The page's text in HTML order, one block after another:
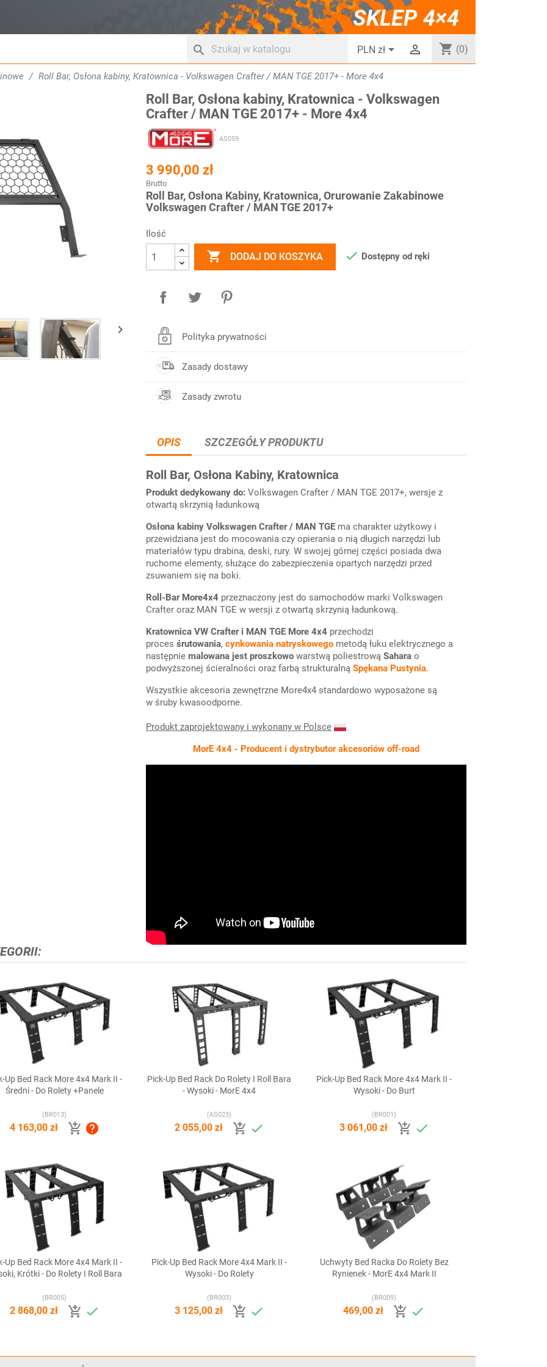
SKLEP 4×4
search PLN zł  shopping_cart (0)
Roll Bar, Osłona kabiny, Kratownica - Volkswagen Crafter / MAN TGE 2017+ - More 4x4

Roll Bar, Osłona kabiny, Kratownica - Volkswagen
Crafter / MAN TGE 2017+ - More 4x4
AS059
3 990,00 zł
Brutto
Roll Bar, Osłona Kabiny, Kratownica, Orurowanie Zakabinowe
Volkswagen Crafter / MAN TGE 2017+
Ilość
 DODAJ DO KOSZYKA  Dostępny od ręki
Polityka prywatności
Zasady dostawy
Zasady zwrotu
OPIS SZCZEGÓŁY PRODUKTU
Roll Bar, Osłona Kabiny, Kratownica
Produkt dedykowany do: Volkswagen Crafter / MAN TGE 2017+, wersje z
otwartą skrzynią ładunkową
Osłona kabiny Volkswagen Crafter / MAN TGE ma charakter użytkowy i
przewidziana jest do mocowania czy opierania o nią długich narzędzi lub
materiałów typu drabina, deski, rury. W swojej górnej części posiada dwa
ruchome elementy, służące do zabezpieczenia opartych narzędzi przed
zsuwaniem się na boki.
Roll-Bar More4x4 przeznaczony jest do samochodów marki Volkswagen
Crafter oraz MAN TGE w wersji z otwartą skrzynią ładunkową.
Kratownica VW Crafter i MAN TGE More 4x4 przechodzi
proces śrutowania, cynkowania natryskowego metodą łuku elektrycznego a
następnie malowana jest proszkowo warstwą poliestrową Sahara o
podwyższonej ścieralności oraz farbą strukturalną Spękana Pustynia.
Wszystkie akcesoria zewnętrzne More4x4 standardowo wyposażone są
w śruby kwasoodporne.
Produkt zaprojektowany i wykonany w Polsce
MorE 4x4 - Producent i dystrybutor akcesoriów off-road
Szybki podgląd
Up Bed Rack More 4x4 Mark II -
Średni - Do Rolety +panele
(BR013)
4 163,00 zł  
Szybki podgląd
Pick-Up Bed Rack Do Rolety I Roll Bara
- Wysoki - MorE 4x4
(AS023)
2 055,00 zł  
Szybki podgląd
Pick-Up Bed Rack More 4x4 Mark II -
Wysoki - Do Burt
(BR001)
3 061,00 zł  
Szybki podgląd
Up Bed Rack More 4x4 Mark II -
Krótki - Do Rolety I Roll Bara
(BR005)
2 868,00 zł  
Szybki podgląd
Pick-Up Bed Rack More 4x4 Mark II -
Wysoki - Do Rolety
(BR003)
3 125,00 zł  
Szybki podgląd
Uchwyty Bed Racka Do Rolety Bez
Rynienek - MorE 4x4 Mark II
(BR009)
469,00 zł  